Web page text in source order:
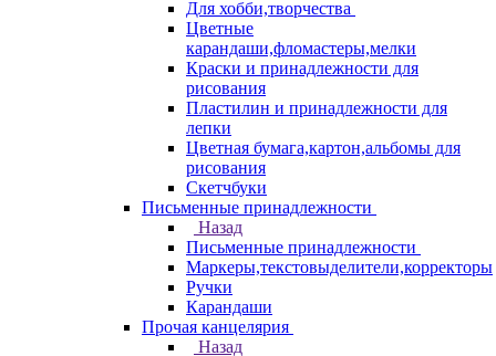
Для хобби,творчества
Цветные
карандаши,фломастеры,мелки
Краски и принадлежности для
рисования
Пластилин и принадлежности для
лепки
Цветная бумага,картон,альбомы для
рисования
Скетчбуки
Письменные принадлежности
Назад
Письменные принадлежности
Маркеры,текстовыделители,корректоры
Ручки
Карандаши
Прочая канцелярия
Назад